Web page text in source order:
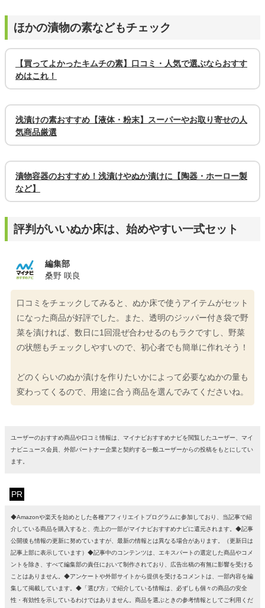
ほかの漬物の素などもチェック
【買ってよかったキムチの素】口コミ・人気で選ぶならおすす
めはこれ！
浅漬けの素おすすめ【液体・粉末】スーパーやお取り寄せの人
気商品厳選
漬物容器のおすすめ！浅漬けやぬか漬けに【陶器・ホーロー製
など】
評判がいいぬか床は、始めやすい一式セット
編集部
桑野 咲良
口コミをチェックしてみると、ぬか床で使うアイテムがセット
になった商品が好評でした。また、透明のジッパー付き袋で野
菜を漬ければ、数日に1回混ぜ合わせるのもラクですし、野菜
の状態もチェックしやすいので、初心者でも簡単に作れそう！
どのくらいのぬか漬けを作りたいかによって必要なぬかの量も
変わってくるので、用途に合う商品を選んでみてくださいね。
ユーザーのおすすめ商品や口コミ情報は、マイナビおすすめナビを閲覧したユーザー、マイ
ナビニュース会員、外部パートナー企業と契約する一般ユーザーからの投稿をもとにしてい
ます。
PR
◆Amazonや楽天を始めとした各種アフィリエイトプログラムに参加しており、当記事で紹
介している商品を購入すると、売上の一部がマイナビおすすめナビに還元されます。◆記事
公開後も情報の更新に努めていますが、最新の情報とは異なる場合があります。（更新日は
記事上部に表示しています）◆記事中のコンテンツは、エキスパートの選定した商品やコメ
ントを除き、すべて編集部の責任において制作されており、広告出稿の有無に影響を受ける
ことはありません。◆アンケートや外部サイトから提供を受けるコメントは、一部内容を編
集して掲載しています。◆「選び方」で紹介している情報は、必ずしも個々の商品の安全
性・有効性を示しているわけではありません。商品を選ぶときの参考情報としてご利用くだ